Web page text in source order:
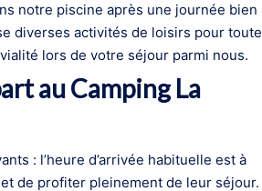
notre piscine après une journée bien
diverses activités de loisirs pour toute
lors de votre séjour parmi nous.
au Camping La
: l’heure d’arrivée habituelle est à
de profiter pleinement de leur séjour.